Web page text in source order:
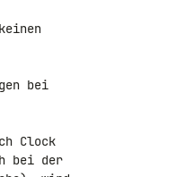
bei
Clock
bei der